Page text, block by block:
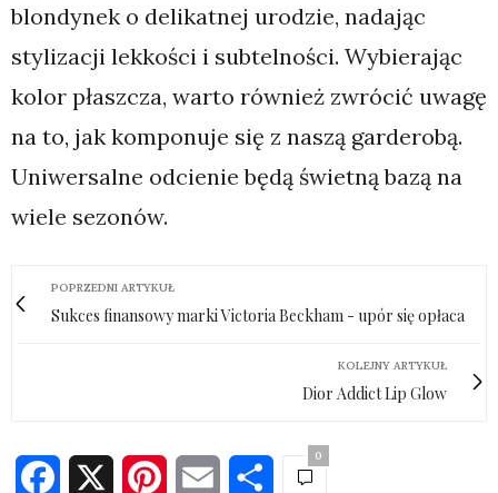
blondynek o delikatnej urodzie, nadając
stylizacji lekkości i subtelności. Wybierając
kolor płaszcza, warto również zwrócić uwagę
na to, jak komponuje się z naszą garderobą.
Uniwersalne odcienie będą świetną bazą na
wiele sezonów.
POPRZEDNI ARTYKUŁ
Sukces finansowy marki Victoria Beckham - upór się opłaca
KOLEJNY ARTYKUŁ
Dior Addict Lip Glow
Facebook PinterestEmail Share
0